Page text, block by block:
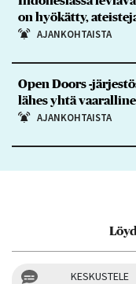
on hyökätty,
AJANKOHTAISTA
Open Doors -
lähes yhtä
AJANKOHTAISTA
KESKUSTELE